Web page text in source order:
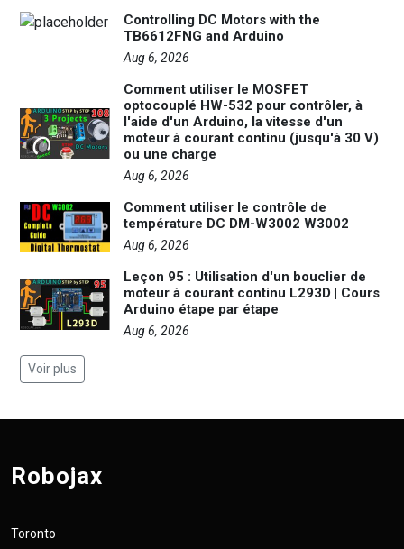
Controlling DC Motors with the
TB6612FNG and Arduino
Aug 6, 2026
Comment utiliser le MOSFET
optocouplé HW-532 pour contrôler, à
l'aide d'un Arduino, la vitesse d'un
moteur à courant continu (jusqu'à 30 V)
ou une charge
Aug 6, 2026
Comment utiliser le contrôle de
température DC DM-W3002 W3002
Aug 6, 2026
Leçon 95 : Utilisation d'un bouclier de
moteur à courant continu L293D | Cours
Arduino étape par étape
Aug 6, 2026
Voir plus
Robojax
Toronto